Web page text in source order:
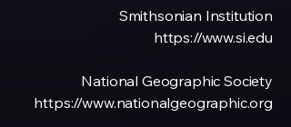
Smithsonian Institution
https://www.si.edu
National Geographic Society
https://www.nationalgeographic.org